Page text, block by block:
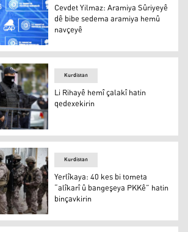
Sûriyeyê dê bibe sedema
Cevdet Yilmaz: Aramiya Sûriyeyê
dê bibe sedema aramiya hemû
navçeyê
hatin qedexekirin
Kurdistan
Li Rihayê hemî çalakî hatin
qedexekirin
bi tometa “alîkarî û bangeşeya PKKê”
Kurdistan
Yerlîkaya: 40 kes bi tometa
“alîkarî û bangeşeya PKKê” hatin
binçavkirin